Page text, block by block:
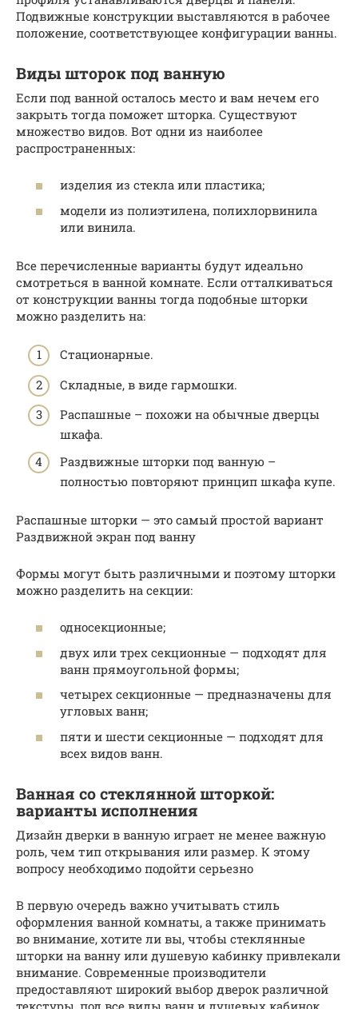
Подвижные конструкции выставляются в рабочее
положение, соответствующее конфигурации ванны.
Виды шторок под ванную
Если под ванной осталось место и вам нечем его
закрыть тогда поможет шторка. Существуют
множество видов. Вот одни из наиболее
распространенных:
изделия из стекла или пластика;
модели из полиэтилена, полихлорвинила
или винила.
Все перечисленные варианты будут идеально
смотреться в ванной комнате. Если отталкиваться
от конструкции ванны тогда подобные шторки
можно разделить на:
Стационарные.
Складные, в виде гармошки.
Распашные – похожи на обычные дверцы
шкафа.
Раздвижные шторки под ванную –
полностью повторяют принцип шкафа купе.
Распашные шторки — это самый простой вариант
Раздвижной экран под ванну
Формы могут быть различными и поэтому шторки
можно разделить на секции:
односекционные;
двух или трех секционные — подходят для
ванн прямоугольной формы;
четырех секционные — предназначены для
угловых ванн;
пяти и шести секционные — подходят для
всех видов ванн.
Ванная со стеклянной шторкой:
варианты исполнения
Дизайн дверки в ванную играет не менее важную
роль, чем тип открывания или размер. К этому
вопросу необходимо подойти серьезно
В первую очередь важно учитывать стиль
оформления ванной комнаты, а также принимать
во внимание, хотите ли вы, чтобы стеклянные
шторки на ванну или душевую кабинку привлекали
внимание. Современные производители
предоставляют широкий выбор дверок различной
текстуры, под все виды ванн и душевых кабинок.